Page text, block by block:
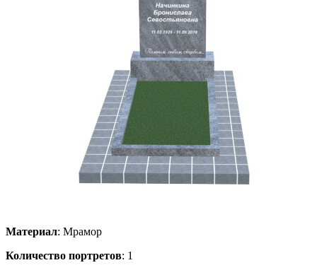
Материал: Мрамор
Количество портретов: 1